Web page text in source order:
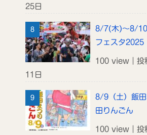
25日
8/7(木)～8/
フェスタ2025
100 view｜投
11日
8/9（土）飯
田りんごん
100 view｜投